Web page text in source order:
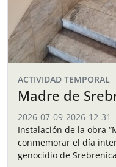
ACTIVIDAD TEMPORAL
Madre de
2026-07-09-2026-12-31
Instalación de la obra
conmemorar el día
genocidio de